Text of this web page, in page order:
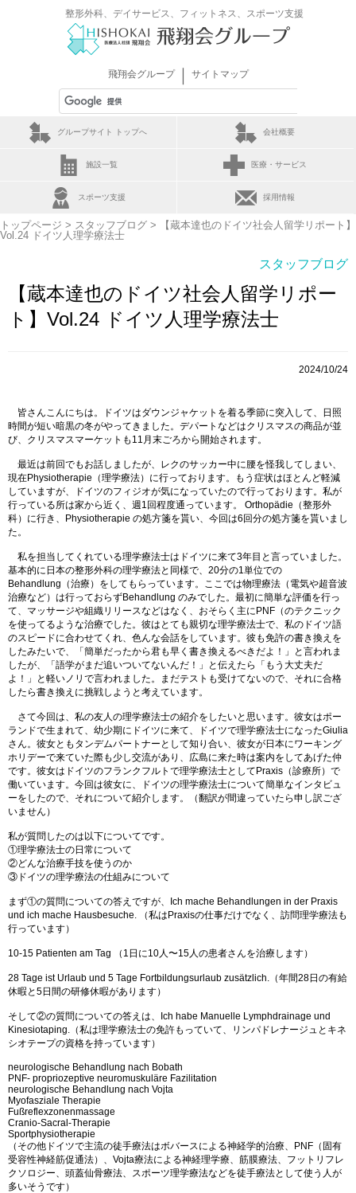
整形外科、デイサービス、フィットネス、スポーツ支援
飛翔会グループ｜ サイトマップ
グループサイト トップへ 会社概要
施設一覧 医療・サービス
スポーツ支援 採用情報
トップページ > スタッフブログ > 【蔵本達也のドイツ社会人留学リポート】
Vol.24 ドイツ人理学療法士
スタッフブログ
【蔵本達也のドイツ社会人留学リポー
ト】Vol.24 ドイツ人理学療法士
2024/10/24
皆さんこんにちは。ドイツはダウンジャケットを着る季節に突入して、日照
時間が短い暗黒の冬がやってきました。デパートなどはクリスマスの商品が並
び、クリスマスマーケットも11月末ごろから開始されます。
最近は前回でもお話しましたが、レクのサッカー中に腰を怪我してしまい、
現在Physiotherapie（理学療法）に行っております。もう症状はほとんど軽減
していますが、ドイツのフィジオが気になっていたので行っております。私が
行っている所は家から近く、週1回程度通っています。 Orthopädie（整形外
科）に行き、Physiotherapie の処方箋を貰い、今回は6回分の処方箋を貰いまし
た。
私を担当してくれている理学療法士はドイツに来て3年目と言っていました。
基本的に日本の整形外科の理学療法と同様で、20分の1単位での
Behandlung（治療）をしてもらっています。ここでは物理療法（電気や超音波
治療など）は行っておらずBehandlung のみでした。最初に簡単な評価を行っ
て、マッサージや組織リリースなどはなく、おそらく主にPNF（のテクニック
を使ってるような治療でした。彼はとても親切な理学療法士で、私のドイツ語
のスピードに合わせてくれ、色んな会話をしています。彼も免許の書き換えを
したみたいで、「簡単だったから君も早く書き換えるべきだよ！」と言われま
したが、「語学がまだ追いついてないんだ！」と伝えたら「もう大丈夫だ
よ！」と軽いノリで言われました。まだテストも受けてないので、それに合格
したら書き換えに挑戦しようと考えています。
さて今回は、私の友人の理学療法士の紹介をしたいと思います。彼女はポー
ランドで生まれて、幼少期にドイツに来て、ドイツで理学療法士になったGiulia
さん。彼女ともタンデムパートナーとして知り合い、彼女が日本にワーキング
ホリデーで来ていた際も少し交流があり、広島に来た時は案内をしてあげた仲
です。彼女はドイツのフランクフルトで理学療法士としてPraxis（診療所）で
働いています。今回は彼女に、ドイツの理学療法士について簡単なインタビュ
ーをしたので、それについて紹介します。（翻訳が間違っていたら申し訳ござ
いません）
私が質問したのは以下についてです。
①理学療法士の日常について
②どんな治療手技を使うのか
③ドイツの理学療法の仕組みについて
まず①の質問についての答えですが、Ich mache Behandlungen in der Praxis
und ich mache Hausbesuche. （私はPraxisの仕事だけでなく、訪問理学療法も
行っています）
10-15 Patienten am Tag （1日に10人〜15人の患者さんを治療します）
28 Tage ist Urlaub und 5 Tage Fortbildungsurlaub zusätzlich.（年間28日の有給
休暇と5日間の研修休暇があります）
そして②の質問についての答えは、Ich habe Manuelle Lymphdrainage und
Kinesiotaping.（私は理学療法士の免許もっていて、リンパドレナージュとキネ
シオテープの資格を持っています）
neurologische Behandlung nach Bobath
PNF- propriozeptive neuromuskuläre Fazilitation
neurologische Behandlung nach Vojta
Myofasziale Therapie
Fußreflexzonenmassage
Cranio-Sacral-Therapie
Sportphysiotherapie
（その他ドイツで主流の徒手療法はボバースによる神経学的治療、PNF（固有
受容性神経筋促通法）、Vojta療法による神経理学療、筋膜療法、フットリフレ
クソロジー、頭蓋仙骨療法、スポーツ理学療法などを徒手療法として使う人が
多いそうです）